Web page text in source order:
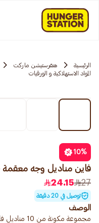
الرئيسية هنقرستيشن ماركت
المواد الاستهلاكية و الورقيات
10%
فاين مناديل وجه معقمة
27
24.15
توصيل في 20 دقيقة
الوصف